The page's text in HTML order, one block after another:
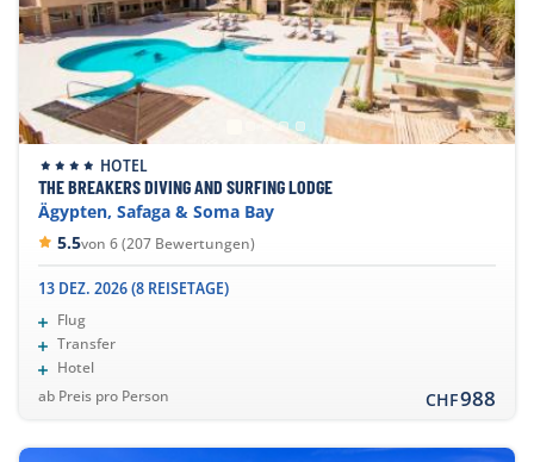
HOTEL
THE BREAKERS DIVING AND SURFING LODGE
Ägypten, Safaga & Soma Bay
5.5von 6 (207 Bewertungen)
13 DEZ. 2026 (8 REISETAGE)
Flug
Transfer
Hotel
ab Preis pro Person
CHF988